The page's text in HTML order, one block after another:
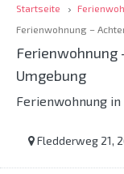
Startseite
Ferienwohnung –
Ferienwohnung
Umgebung
Ferienwohnung
Fledderweg 21,